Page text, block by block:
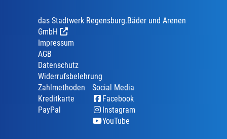
das Stadtwerk Regensburg.Bäder und Arenen
GmbH
Impressum
AGB
Datenschutz
Widerrufsbelehrung
Zahlmethoden
Kreditkarte
PayPal
Social Media
Facebook
Instagram
YouTube